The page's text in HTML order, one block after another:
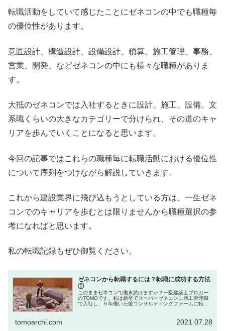
転職活動をしていて感じたことにゼネコンの中でも職種毎
の優位性があります。
意匠設計、構造設計、設備設計、積算、施工管理、事務、
営業、開発、などゼネコンの中にも様々な職種がありま
す。
大抵のゼネコンでは入社するときに設計、施工、設備、文
系職くらいの大きなカテゴリーで分けられ、その道のキャ
リアを歩んでいくことになると思います。
今回の記事ではこれらの職種毎に転職活動における優位性
について序列をつけながら解説していきます。
これから建設業界に飛び込もうとしている方は、一生ゼネ
コンでのキャリアを歩むとは限りませんから職種選択の参
考になればと思います。
私の転職記録もぜひ御覧ください。
ゼネコンから転職するには？転職に成功する方法
①
このままゼネコンで働き続けますか？一級建築士ブロガー
のTOMOです。私は新卒でスーパーゼネコンに施工管理職
で入社し、５年働いた後コンサルティングファームに転職
tomoarchi.com 2021.07.28